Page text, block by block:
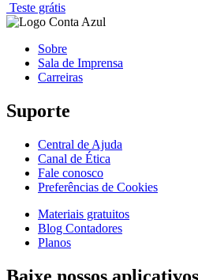
Teste grátis
Sobre
Sala de Imprensa
Carreiras
Suporte
Central de Ajuda
Canal de Ética
Fale conosco
Preferências de Cookies
Materiais gratuitos
Blog Contadores
Planos